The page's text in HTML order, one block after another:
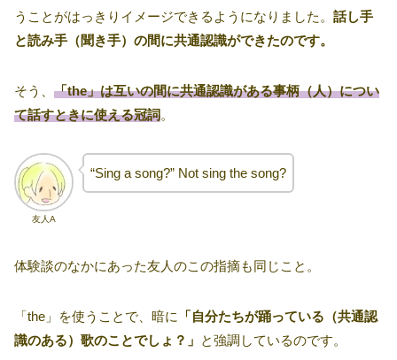
うことがはっきりイメージできるようになりました。 話し手
と読み手（聞き手）の間に共通認識ができたのです。
そう、 「the」は互いの間に共通認識がある事柄（人）につい
て話すときに使える冠詞。
友人A
“Sing a song?” Not sing the song?
体験談のなかにあった友人のこの指摘も同じこと。
「the」を使うことで、暗に
「自分たちが踊っている（共通認
識のある）歌のことでしょ？」 と強調しているのです。